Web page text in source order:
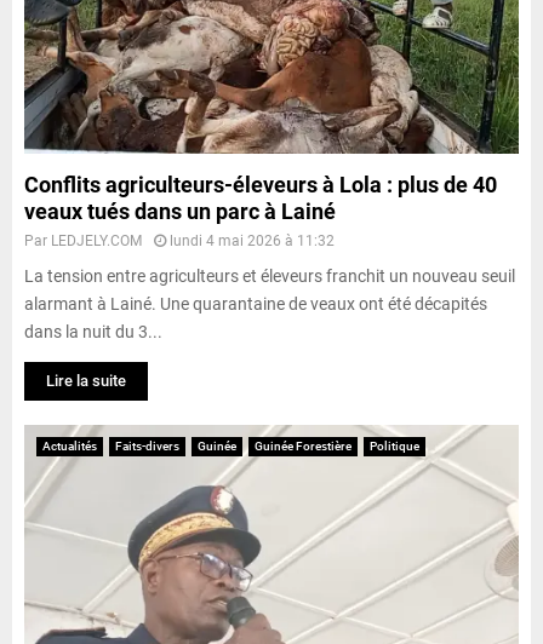
Conflits agriculteurs-éleveurs à Lola : plus de 40
veaux tués dans un parc à Lainé
Par LEDJELY.COM lundi 4 mai 2026 à 11:32
La tension entre agriculteurs et éleveurs franchit un nouveau seuil
alarmant à Lainé. Une quarantaine de veaux ont été décapités
dans la nuit du 3...
Lire la suite
Actualités Faits-divers Guinée Guinée Forestière Politique